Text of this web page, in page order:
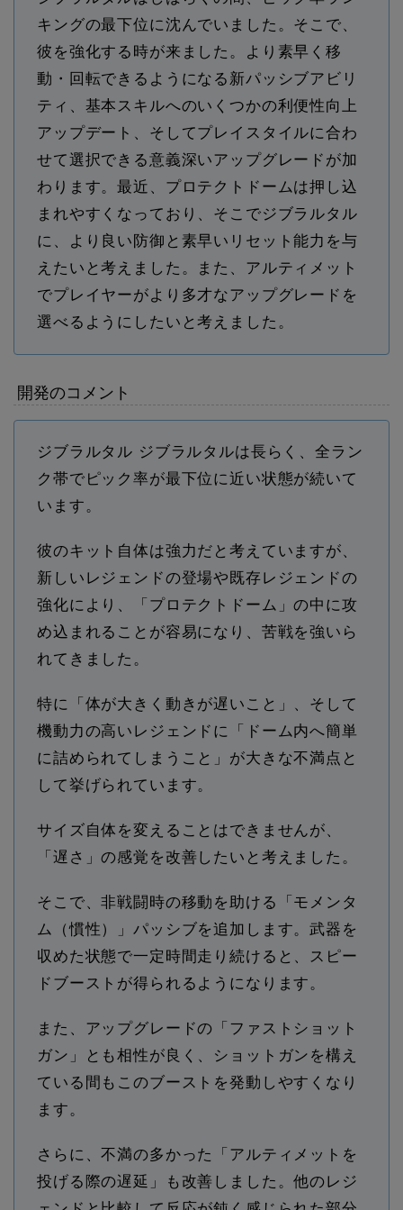
キングの最下位に沈んでいました。そこで、
彼を強化する時が来ました。より素早く移
動・回転できるようになる新パッシブアビリ
ティ、基本スキルへのいくつかの利便性向上
アップデート、そしてプレイスタイルに合わ
せて選択できる意義深いアップグレードが加
わります。最近、プロテクトドームは押し込
まれやすくなっており、そこでジブラルタル
に、より良い防御と素早いリセット能力を与
えたいと考えました。また、アルティメット
でプレイヤーがより多才なアップグレードを
選べるようにしたいと考えました。
開発のコメント
ジブラルタル ジブラルタルは長らく、全ラン
ク帯でピック率が最下位に近い状態が続いて
います。
彼のキット自体は強力だと考えていますが、
新しいレジェンドの登場や既存レジェンドの
強化により、「プロテクトドーム」の中に攻
め込まれることが容易になり、苦戦を強いら
れてきました。
特に「体が大きく動きが遅いこと」、そして
機動力の高いレジェンドに「ドーム内へ簡単
に詰められてしまうこと」が大きな不満点と
して挙げられています。
サイズ自体を変えることはできませんが、
「遅さ」の感覚を改善したいと考えました。
そこで、非戦闘時の移動を助ける「モメンタ
ム（慣性）」パッシブを追加します。武器を
収めた状態で一定時間走り続けると、スピー
ドブーストが得られるようになります。
また、アップグレードの「ファストショット
ガン」とも相性が良く、ショットガンを構え
ている間もこのブーストを発動しやすくなり
ます。
さらに、不満の多かった「アルティメットを
投げる際の遅延」も改善しました。他のレジ